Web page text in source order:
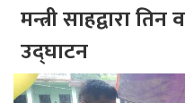
मन्त्री साहद्वारा
उद्घाटन